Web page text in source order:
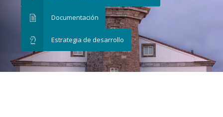
Documentación
Estrategia de desarrollo